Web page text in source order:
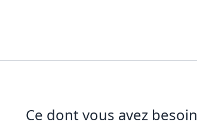
Ce dont vous avez besoin